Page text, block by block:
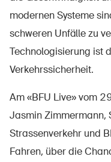
modernen Systeme
schweren Unfälle zu
Technologisierung ist
Verkehrssicherheit.
Am «BFU Live» vom
Jasmin Zimmermann,
Strassenverkehr und
Fahren, über die